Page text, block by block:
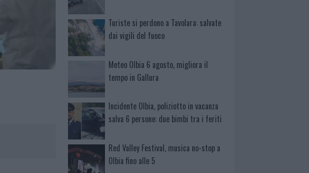
Turiste si perdono a Tavolara: salvate
dai vigili del fuoco
Meteo Olbia 6 agosto, migliora il
tempo in Gallura
Incidente Olbia, poliziotto in vacanza
salva 6 persone: due bimbi tra i feriti
Red Valley Festival, musica no-stop a
Olbia fino alle 5